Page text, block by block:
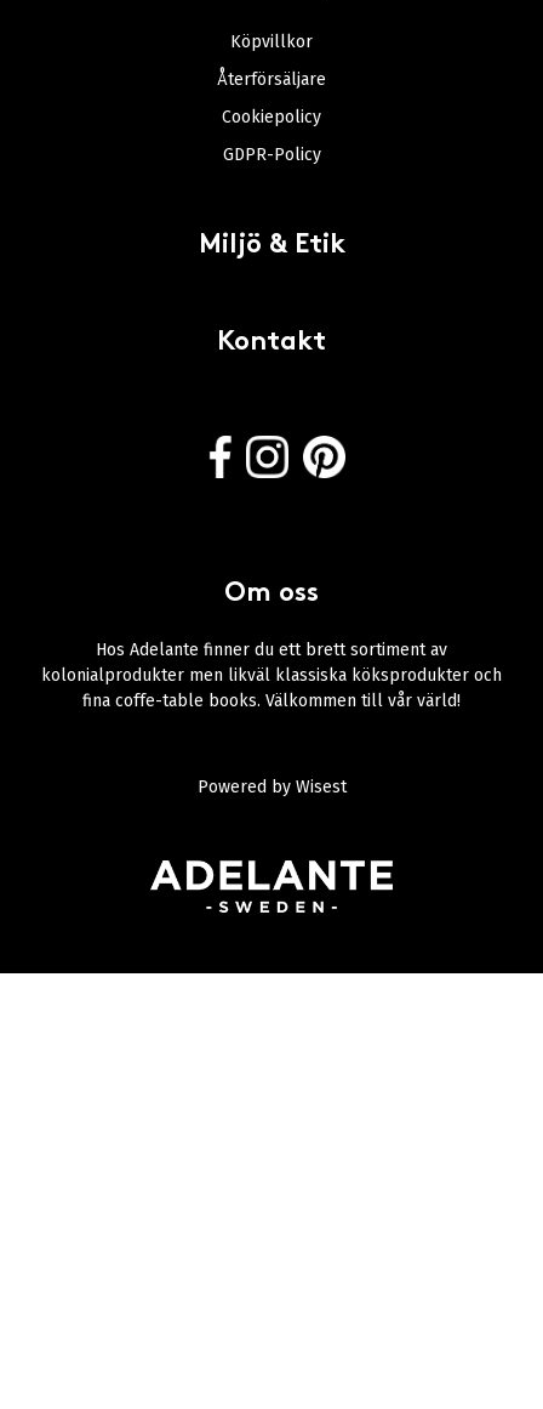
Köpvillkor
Återförsäljare
Cookiepolicy
GDPR-Policy
Miljö & Etik
Kontakt
Om oss
Hos Adelante finner du ett brett sortiment av
kolonialprodukter men likväl klassiska köksprodukter och
fina coffe-table books. Välkommen till vår värld!
Powered by Wisest